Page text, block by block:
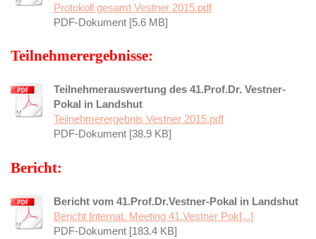
Protokoll gesamt Vestner 2015.pdf
PDF-Dokument [5.6 MB]
Teilnehmerergebnisse:
Teilnehmerauswertung des 41.Prof.Dr. Vestner-
Pokal in Landshut
Teilnehmerergebnis Vestner 2015.pdf
PDF-Dokument [38.9 KB]
Bericht:
Bericht vom 41.Prof.Dr.Vestner-Pokal in Landshut
Bericht Internat. Meeting 41.Vestner Pok[...]
PDF-Dokument [183.4 KB]